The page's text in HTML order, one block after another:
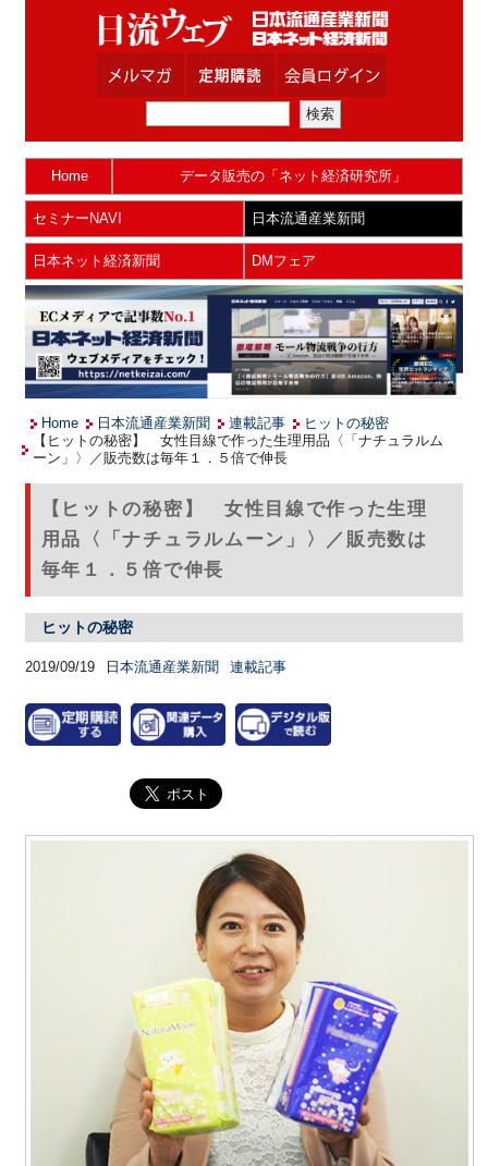
Home データ販売の「ネット経済研究所」
セミナーNAVI 日本流通産業新聞
日本ネット経済新聞 DMフェア
Home 日本流通産業新聞 連載記事
ヒットの秘密
【ヒットの秘密】 女性目線で作った生理用品〈「ナチュラルム
ーン」〉／販売数は毎年１．５倍で伸長
【ヒットの秘密】 女性目線で作った生理
用品〈「ナチュラルムーン」〉／販売数は
毎年１．５倍で伸長
ヒットの秘密
2019/09/19 日本流通産業新聞 連載記事